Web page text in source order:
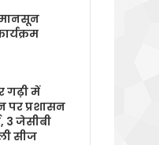
गढ़ी में
पर प्रशासन
3 जेसीबी
सीज